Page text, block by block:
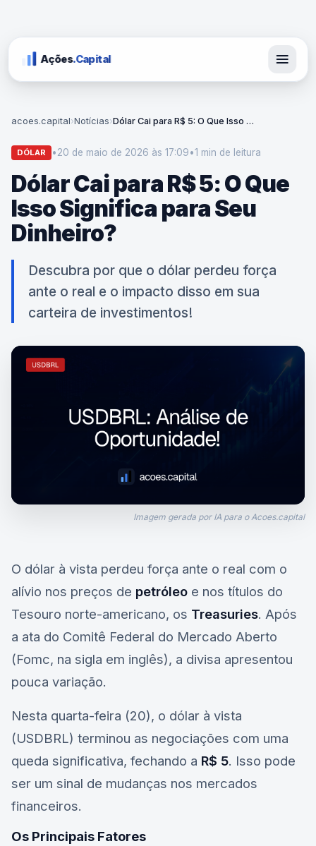
Ações.Capital
acoes.capital›Notícias› Dólar Cai para R$ 5: O Que Isso Significa para Seu Dinheiro?
DÓLAR •20 de maio de 2026 às 17:09•1 min de leitura
Dólar Cai para R$ 5: O Que
Isso Significa para Seu
Dinheiro?
Descubra por que o dólar perdeu força
ante o real e o impacto disso em sua
carteira de investimentos!
Imagem gerada por IA para o Acoes.capital
O dólar à vista perdeu força ante o real com o
alívio nos preços de petróleo e nos títulos do
Tesouro norte-americano, os Treasuries. Após
a ata do Comitê Federal do Mercado Aberto
(Fomc, na sigla em inglês), a divisa apresentou
pouca variação.
Nesta quarta-feira (20), o dólar à vista
(USDBRL) terminou as negociações com uma
queda significativa, fechando a R$ 5. Isso pode
ser um sinal de mudanças nos mercados
financeiros.
Os Principais Fatores